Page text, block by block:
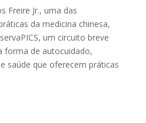
Freire Jr., uma das
da medicina chinesa,
um circuito breve
forma de autocuidado,
saúde que oferecem práticas